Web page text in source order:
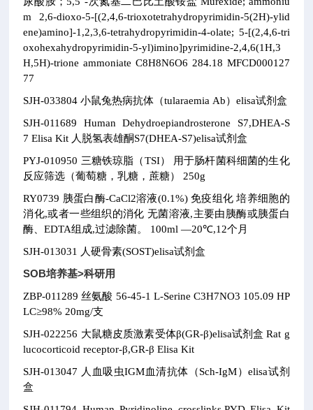
m 2,6-dioxo-5-[(2,4,6-trioxotetrahydropyrimidin-5(2H)-ylid
ene)amino]-1,2,3,6-tetrahydropyrimidin-4-olate; 5-[(2,4,6-tri
oxohexahydropyrimidin-5-yl)imino]pyrimidine-2,4,6(1H,3
H,5H)-trione ammoniate C8H8N6O6 284.18 MFCD000127
77
SJH-033804 小鼠兔热病抗体（tularaemia Ab）elisa试剂盒
SJH-011689
Human Dehydroepiandrosterone S7,DHEA-S
7 Elisa Kit 人脱氢表雄酮S7(DHEA-S7)elisa试剂盒
PYJ-010950 三糖铁琼脂（TSI）
用于肠杆菌科细菌的生化
反应筛选（葡萄糖，乳糖，蔗糖）
250g
RY0739 胰蛋白酶-CaCl2溶液(0.1%) 免疫组化 培养细胞的
消化,或者一些组织的消化 无菌溶液,主要由胰酶或胰蛋白
酶、EDTA组成,过滤除菌。
100ml —20℃,12个月
SJH-013031
人硬骨素(SOST)elisa试剂盒
SOB培养基>科研用
ZBP-011289 丝氨酸 56-45-1 L-Serine C3H7NO3 105.09 HP
LC≥98% 20mg/支
SJH-022256 大鼠糖皮质激素受体β(GR-β)elisa试剂盒 Rat g
lucocorticoid receptor-β,GR-β Elisa Kit
SJH-013047 人血吸虫IGM血清抗体（Sch-IgM）elisa试剂
盒